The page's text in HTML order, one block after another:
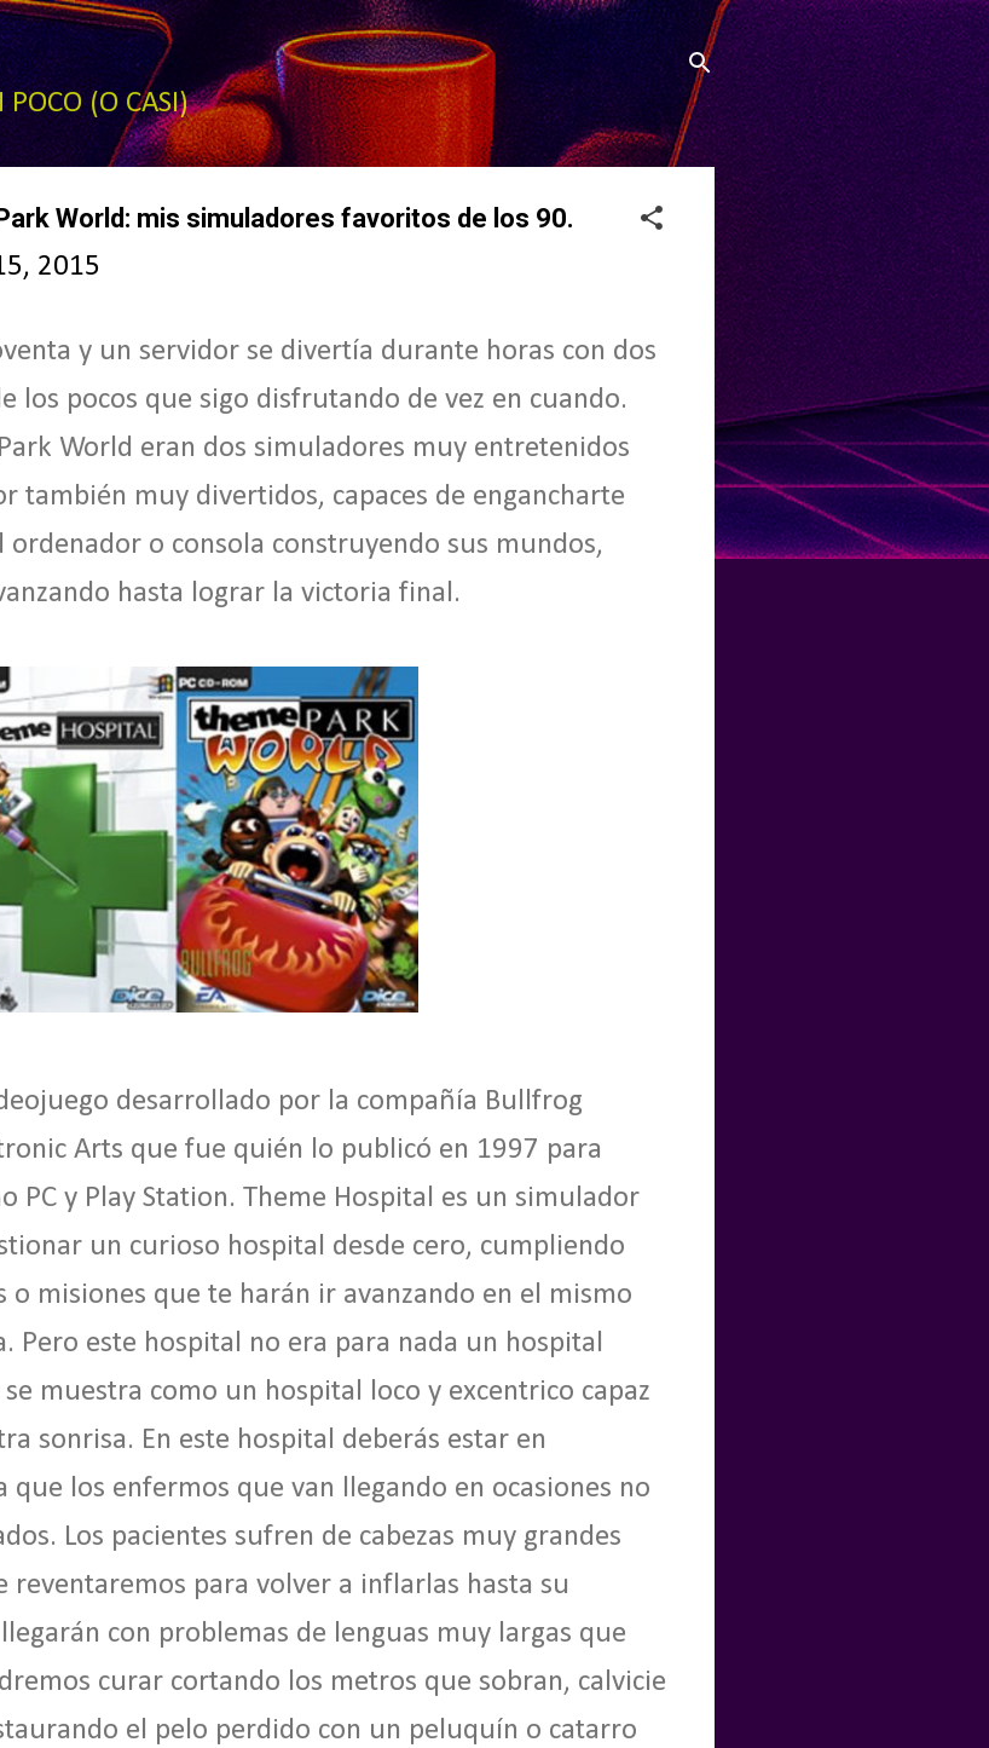
Ir al contenido principal
(O CASI)
World: mis simuladores favoritos de los 90.
2015
y un servidor se divertía durante horas con dos
los pocos que sigo disfrutando de vez en cuando.
World eran dos simuladores muy entretenidos
también muy divertidos, capaces de engancharte
o consola construyendo sus mundos,
hasta lograr la victoria final.
desarrollado por la compañía Bullfrog
Arts que fue quién lo publicó en 1997 para
PC y Play Station. Theme Hospital es un simulador
un curioso hospital desde cero, cumpliendo
o misiones que te harán ir avanzando en el mismo
Pero este hospital no era para nada un hospital
muestra como un hospital loco y excentrico capaz
sonrisa. En este hospital deberás estar en
que los enfermos que van llegando en ocasiones no
Los pacientes sufren de cabezas muy grandes
reventaremos para volver a inflarlas hasta su
con problemas de lenguas muy largas que
curar cortando los metros que sobran, calvicie
el pelo perdido con un peluquín o catarro